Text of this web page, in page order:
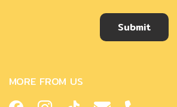
Submit
MORE FROM US